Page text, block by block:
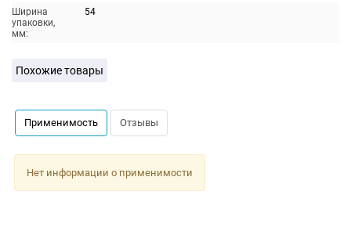
Ширина
упаковки,
мм:
54
Похожие товары
Применимость Отзывы
Нет информации о применимости